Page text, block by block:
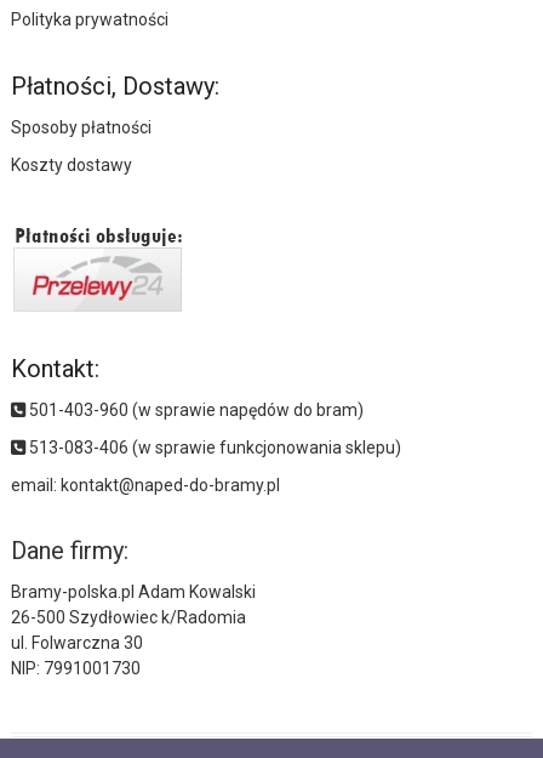
Polityka prywatności
Płatności, Dostawy:
Sposoby płatności
Koszty dostawy
Kontakt:
501-403-960 (w sprawie napędów do bram)
513-083-406 (w sprawie funkcjonowania sklepu)
email: kontakt@naped-do-bramy.pl
Dane firmy:
Bramy-polska.pl Adam Kowalski
26-500 Szydłowiec k/Radomia
ul. Folwarczna 30
NIP: 7991001730